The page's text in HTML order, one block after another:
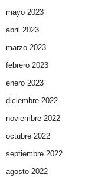
mayo 2023
abril 2023
marzo 2023
febrero 2023
enero 2023
diciembre 2022
noviembre 2022
octubre 2022
septiembre 2022
agosto 2022